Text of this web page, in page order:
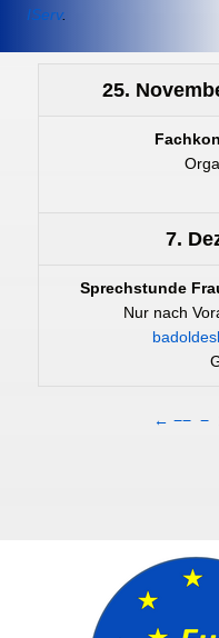
IServ.
25.
7.
Sprechstunde
Nur nach
← −− −